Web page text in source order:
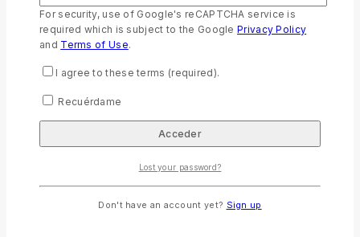
Productos relacionados
$26.99
For security, use of Google's reCAPTCHA service is
required which is subject to the GooglePrivacy Policy
and Terms of Use.
I agree to these terms (required).
Recuérdame
Lost your password?
Don't have an account yet? Sign up